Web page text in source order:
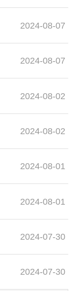
2024-08-07
2024-08-07
2024-08-02
2024-08-02
2024-08-01
2024-08-01
2024-07-30
2024-07-30